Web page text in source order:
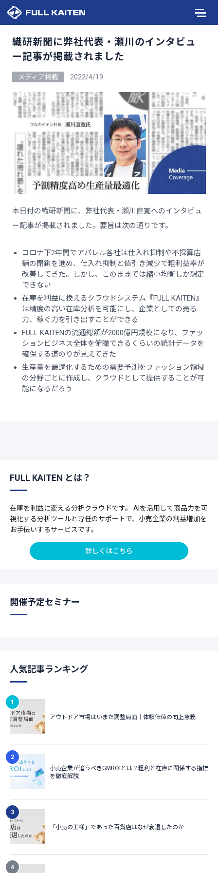
繊研新聞に弊社代表・瀬川のインタビュ
ー記事が掲載されました
メディア掲載 2022/4/19
本日付の繊研新聞に、弊社代表・瀬川直寛へのインタビュ
ー記事が掲載されました。要旨は次の通りです。
コロナ下2年間でアパレル各社は仕入れ抑制や不採算店
舗の閉鎖を進め、仕入れ抑制と値引き減少で粗利益率が
改善してきた。しかし、このままでは縮小均衡しか想定
できない
在庫を利益に換えるクラウドシステム『FULL KAITEN』
は精度の高い在庫分析を可能にし、企業としての売る
力、稼ぐ力を引き出すことができる
FULL KAITENの流通総額が2000億円規模になり、ファッ
ションビジネス全体を俯瞰できるくらいの統計データを
確保する道のりが見えてきた
生産量を最適化するための需要予測をファッション領域
の分野ごとに作成し、クラウドとして提供することが可
能になるだろう
FULL KAITEN とは？
在庫を利益に変える分析クラウドです。 AIを活用して商品力を可
視化する分析ツールと専任のサポートで、小売企業の利益増加を
お手伝いするサービスです。
詳しくはこちら
開催予定セミナー
人気記事ランキング